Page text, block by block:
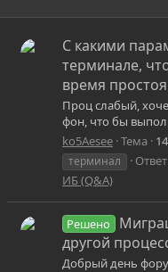
С какими
терминале,
время
Проц слабый,
фон, что бы
ko5Aesee Тема
терминал
ИБ (Q&A)
Решено
другой
Добрый день